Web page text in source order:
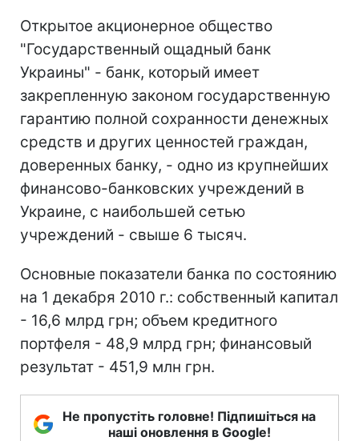
Открытое акционерное общество
"Государственный ощадный банк
Украины" - банк, который имеет
закрепленную законом государственную
гарантию полной сохранности денежных
средств и других ценностей граждан,
доверенных банку, - одно из крупнейших
финансово-банковских учреждений в
Украине, с наибольшей сетью
учреждений - свыше 6 тысяч.
Основные показатели банка по состоянию
на 1 декабря 2010 г.: собственный капитал
- 16,6 млрд грн; объем кредитного
портфеля - 48,9 млрд грн; финансовый
результат - 451,9 млн грн.
Не пропустіть головне! Підпишіться на
наші оновлення в Google!